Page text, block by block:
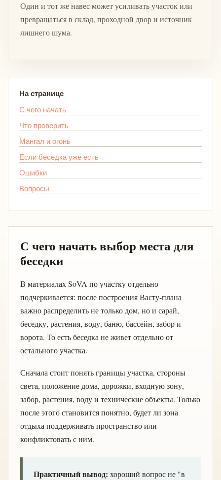
Один и тот же навес может усиливать участок или
превращаться в склад, проходной двор и источник
лишнего шума.
На странице
С чего начать
Что проверить
Мангал и огонь
Если беседка уже есть
Ошибки
Вопросы
С чего начать выбор места для
беседки
В материалах SoVA по участку отдельно
подчеркивается: после построения Васту-плана
важно распределить не только дом, но и сарай,
беседку, растения, воду, баню, бассейн, забор и
ворота. То есть беседка не живет отдельно от
остального участка.
Сначала стоит понять границы участка, стороны
света, положение дома, дорожки, входную зону,
забор, растения, воду и технические объекты. Только
после этого становится понятно, будет ли зона
отдыха поддерживать пространство или
конфликтовать с ним.
Практичный вывод: хороший вопрос не "в